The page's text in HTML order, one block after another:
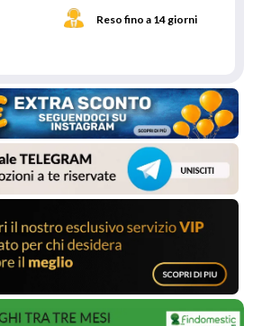
Reso fino a 14 giorni